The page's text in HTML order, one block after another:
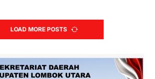
LOAD MORE POSTS